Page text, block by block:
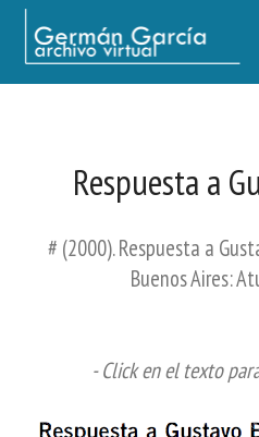
Germán García - Archivo Virtual /
Respuesta a
# (2000). Respuesta a
Buenos Aires:
- Click en el texto